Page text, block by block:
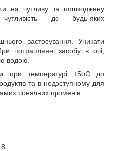
на чутливу та пошкоджену
чутливість до будь-яких
застосування. Уникати
потраплянні засобу в очі,
водою.
при температурі +5оС до
та в недоступному для
сонячних променів.